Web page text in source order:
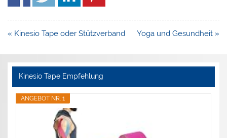
Beitragsnavigation
« Kinesio Tape oder Stützverband Yoga und Gesundheit »
Kinesio Tape Empfehlung
ANGEBOT NR. 1